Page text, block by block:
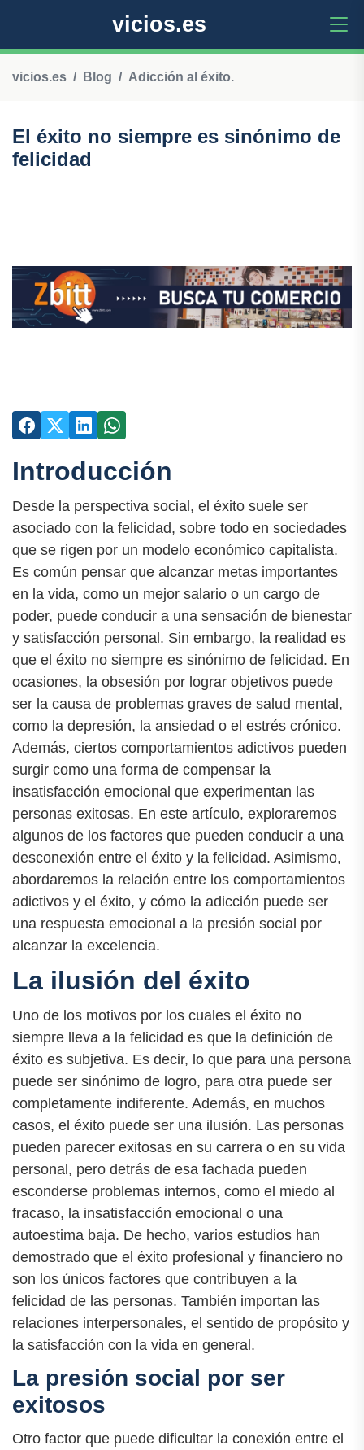
vicios.es
vicios.es Blog Adicción al éxito.
El éxito no siempre es sinónimo de
felicidad
Introducción
Desde la perspectiva social, el éxito suele ser
asociado con la felicidad, sobre todo en sociedades
que se rigen por un modelo económico capitalista.
Es común pensar que alcanzar metas importantes
en la vida, como un mejor salario o un cargo de
poder, puede conducir a una sensación de bienestar
y satisfacción personal. Sin embargo, la realidad es
que el éxito no siempre es sinónimo de felicidad. En
ocasiones, la obsesión por lograr objetivos puede
ser la causa de problemas graves de salud mental,
como la depresión, la ansiedad o el estrés crónico.
Además, ciertos comportamientos adictivos pueden
surgir como una forma de compensar la
insatisfacción emocional que experimentan las
personas exitosas. En este artículo, exploraremos
algunos de los factores que pueden conducir a una
desconexión entre el éxito y la felicidad. Asimismo,
abordaremos la relación entre los comportamientos
adictivos y el éxito, y cómo la adicción puede ser
una respuesta emocional a la presión social por
alcanzar la excelencia.
La ilusión del éxito
Uno de los motivos por los cuales el éxito no
siempre lleva a la felicidad es que la definición de
éxito es subjetiva. Es decir, lo que para una persona
puede ser sinónimo de logro, para otra puede ser
completamente indiferente. Además, en muchos
casos, el éxito puede ser una ilusión. Las personas
pueden parecer exitosas en su carrera o en su vida
personal, pero detrás de esa fachada pueden
esconderse problemas internos, como el miedo al
fracaso, la insatisfacción emocional o una
autoestima baja. De hecho, varios estudios han
demostrado que el éxito profesional y financiero no
son los únicos factores que contribuyen a la
felicidad de las personas. También importan las
relaciones interpersonales, el sentido de propósito y
la satisfacción con la vida en general.
La presión social por ser
exitosos
Otro factor que puede dificultar la conexión entre el